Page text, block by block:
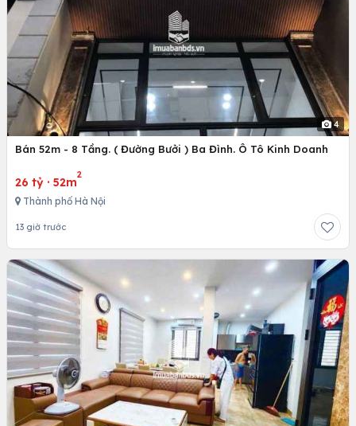
4
Bán 52m - 8 Tầng. ( Đường Bưởi ) Ba Đình. Ô Tô Kinh Doanh
26 tỷ · 52m
2
Thành phố Hà Nội
13 giờ trước